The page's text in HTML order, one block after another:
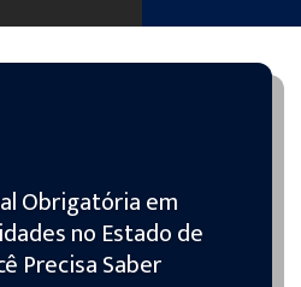
Obrigatória em
no Estado de
Precisa Saber